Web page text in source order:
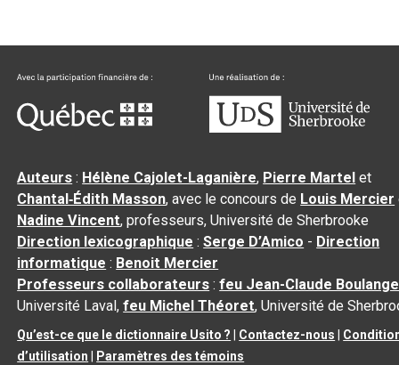
Auteurs : Hélène Cajolet-Laganière, Pierre Martel et
Chantal‑Édith Masson, avec le concours de Louis Mercier
Nadine Vincent, professeurs, Université de Sherbrooke
Direction lexicographique :Serge D’Amico - Direction
informatique : Benoit Mercier
Professeurs collaborateurs :feu Jean-Claude
Université Laval,feu Michel Théoret, Université de
Qu’est-ce que le dictionnaire Usito ? Contactez-nous
d’utilisation
Paramètres des témoins